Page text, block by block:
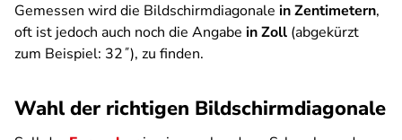
Gemessen wird die Bildschirmdiagonale in Zentimetern,
oft ist jedoch auch noch die Angabe in Zoll (abgekürzt
zum Beispiel: 32˝), zu finden.
Wahl der richtigen Bildschirmdiagonale